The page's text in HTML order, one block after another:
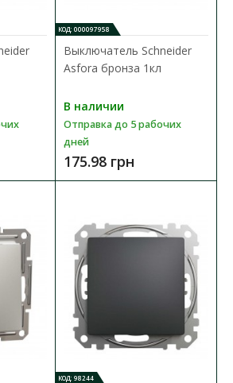
Asfora белый 1кл
В сравнения
В закладки
КОД: 000097958
Выключатель Schneider
Asfora бронза 1кл
В наличии
Отправка до 5 рабочих
дней
175.98 грн
КОД: 98244